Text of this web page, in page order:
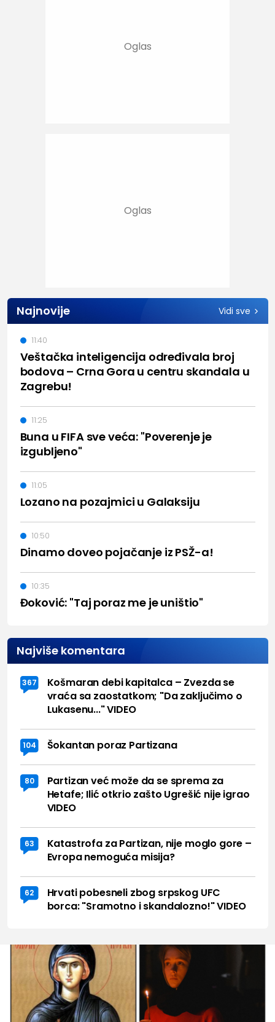
Najnovije Vidi sve
Veštačka inteligencija određivala broj
bodova – Crna Gora u centru skandala u
Zagrebu!
11:40
Buna u FIFA sve veća: "Poverenje je
izgubljeno"
11:25
Lozano na pozajmici u Galaksiju
11:05
Dinamo doveo pojačanje iz PSŽ-a!
10:50
Đoković: "Taj poraz me je uništio"
10:35
Najviše komentara
367
Košmaran debi kapitalca – Zvezda se
vraća sa zaostatkom; "Da zaključimo o
Lukasenu..." VIDEO
104 Šokantan poraz Partizana
80
Partizan već može da se sprema za
Hetafe; Ilić otkrio zašto Ugrešić nije igrao
VIDEO
63
Katastrofa za Partizan, nije moglo gore –
Evropa nemoguća misija?
62
Hrvati pobesneli zbog srpskog UFC
borca: "Sramotno i skandalozno!" VIDEO